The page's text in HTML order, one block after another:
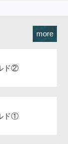
more
ド②
ド①